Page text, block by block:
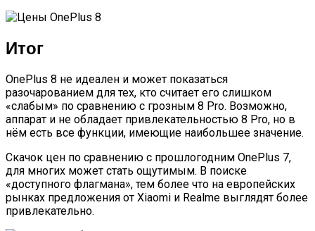
Итог
OnePlus 8 не идеален и может показаться
разочарованием для тех, кто считает его слишком
«слабым» по сравнению с грозным 8 Pro. Возможно,
аппарат и не обладает привлекательностью 8 Pro, но в
нём есть все функции, имеющие наибольшее значение.
Скачок цен по сравнению с прошлогодним OnePlus 7,
для многих может стать ощутимым. В поиске
«доступного флагмана», тем более что на европейских
рынках предложения от Xiaomi и Realme выглядят более
привлекательно.